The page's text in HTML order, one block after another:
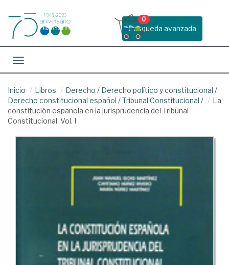
Busqueda avanzada
0
Toggle navigation
Inicio Libros Derecho / Derecho político y constitucional /
Derecho constitucional español /Tribunal Constitucional /
La
constitución española en la jurisprudencia del Tribunal
Constitucional. Vol. I